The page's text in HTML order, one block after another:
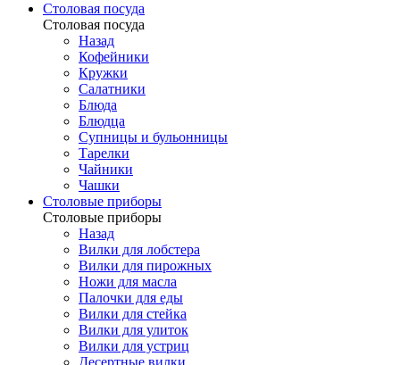
Столовая посуда
Столовая посуда
Назад
Кофейники
Кружки
Салатники
Блюда
Блюдца
Супницы и бульонницы
Тарелки
Чайники
Чашки
Cтоловые приборы
Cтоловые приборы
Назад
Вилки для лобстера
Вилки для пирожных
Ножи для масла
Палочки для еды
Вилки для стейка
Вилки для улиток
Вилки для устриц
Десертные вилки